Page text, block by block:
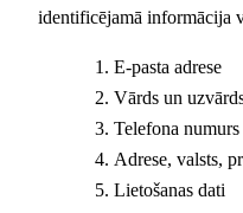
identificējamā informācija
E-pasta adrese
Vārds un
Telefona numurs
Adrese, valsts,
Lietošanas dati